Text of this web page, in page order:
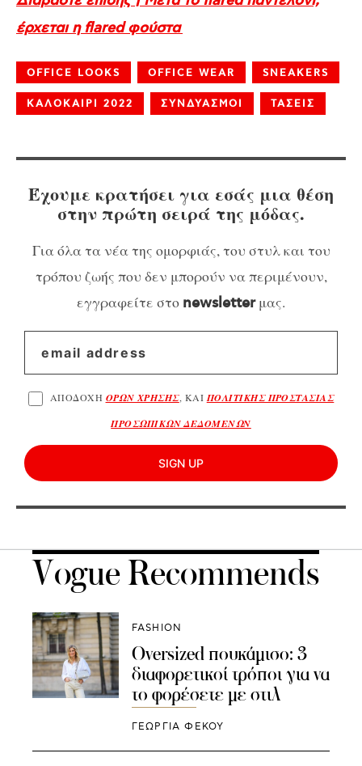
έρχεται η flared φούστα
OFFICE LOOKS OFFICE WEAR SNEAKERS
ΚΑΛΟΚΑΙΡΙ 2022 ΣΥΝΔΥΑΣΜΟΙ ΤΑΣΕΙΣ
Έχουμε κρατήσει για εσάς μια θέση
στην πρώτη σειρά της μόδας.
Για όλα τα νέα της ομορφιάς, του στυλ και του
τρόπου ζωής που δεν μπορούν να περιμένουν,
εγγραφείτε στο newsletterμας.
ΑΠΟΔΟΧΗ ΟΡΩΝ ΧΡΗΣΗΣ, ΚΑΙ ΠΟΛΙΤΙΚΗΣ ΠΡΟΣΤΑΣΙΑΣ
ΠΡΟΣΩΠΙΚΩΝ ΔΕΔΟΜΕΝΩΝ
SIGN UP
Vogue Recommends
FASHION
Oversized πουκάμισο: 3
διαφορετικοί τρόποι για να
το φορέσετε με στιλ
ΓΕΩΡΓΙΑ ΦΕΚΟΥ